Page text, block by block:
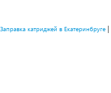
Заправка катриджей в Екатеринбруге |